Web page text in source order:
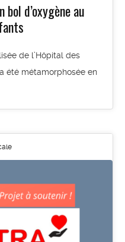
d’oxygène au
de l’Hôpital des
été métamorphosée en